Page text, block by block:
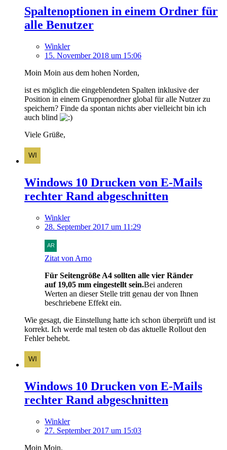
Spaltenoptionen in einem Ordner für
alle Benutzer
Winkler
15. November 2018 um 15:06
Moin Moin aus dem hohen Norden,
ist es möglich die eingeblendeten Spalten inklusive der
Position in einem Gruppenordner global für alle Nutzer zu
speichern? Finde da spontan nichts aber vielleicht bin ich
auch blind
Viele Grüße,
Windows 10 Drucken von E-Mails
rechter Rand abgeschnitten
Winkler
28. September 2017 um 11:29
Zitat von Arno
Für Seitengröße A4 sollten alle vier Ränder
auf 19,05 mm eingestellt sein.Bei anderen
Werten an dieser Stelle tritt genau der von Ihnen
beschriebene Effekt ein.
Wie gesagt, die Einstellung hatte ich schon überprüft und ist
korrekt. Ich werde mal testen ob das aktuelle Rollout den
Fehler behebt.
Windows 10 Drucken von E-Mails
rechter Rand abgeschnitten
Winkler
27. September 2017 um 15:03
Moin Moin,